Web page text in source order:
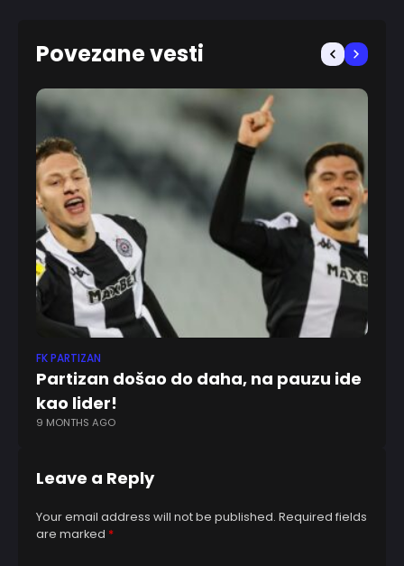
Povezane vesti
FK PARTIZAN
Partizan došao do daha, na pauzu ide
kao lider!
9 MONTHS AGO
Leave a Reply
Your email address will not be published. Required fields
are marked *